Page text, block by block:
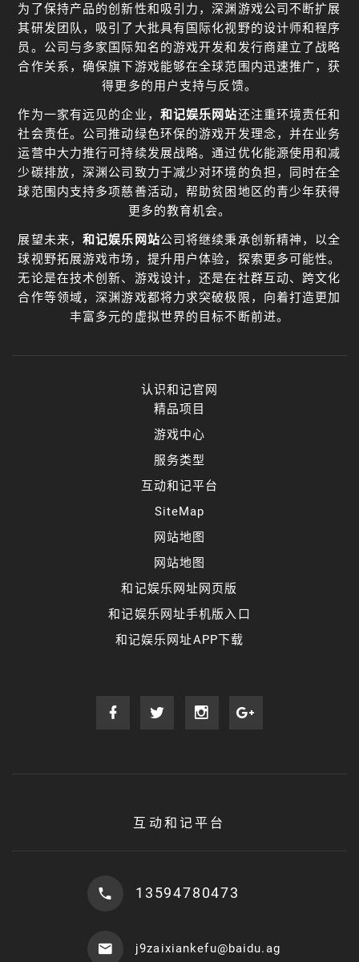
为了保持产品的创新性和吸引力，深渊游戏公司不断扩展
其研发团队，吸引了大批具有国际化视野的设计师和程序
员。公司与多家国际知名的游戏开发和发行商建立了战略
合作关系，确保旗下游戏能够在全球范围内迅速推广，获
得更多的用户支持与反馈。
作为一家有远见的企业， 和记娱乐网站还注重环境责任和
社会责任。公司推动绿色环保的游戏开发理念，并在业务
运营中大力推行可持续发展战略。通过优化能源使用和减
少碳排放，深渊公司致力于减少对环境的负担，同时在全
球范围内支持多项慈善活动，帮助贫困地区的青少年获得
更多的教育机会。
展望未来，和记娱乐网站公司将继续秉承创新精神，以全
球视野拓展游戏市场，提升用户体验，探索更多可能性。
无论是在技术创新、游戏设计，还是在社群互动、跨文化
合作等领域，深渊游戏都将力求突破极限，向着打造更加
丰富多元的虚拟世界的目标不断前进。
认识和记官网
精品项目
游戏中心
服务类型
互动和记平台
SiteMap
网站地图
网站地图
和记娱乐网址网页版
和记娱乐网址手机版入口
和记娱乐网址APP下载
互动和记平台
13594780473
j9zaixiankefu@baidu.ag